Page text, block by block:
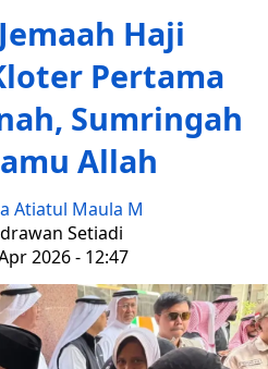
Haji
Pertama
Sumringah
Allah
Atiatul Maula M
Setiadi
2026 - 12:47